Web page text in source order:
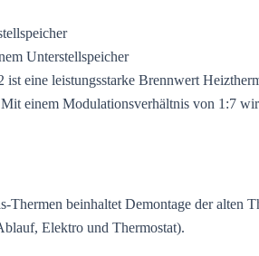
Unterstellspeicher
eine leistungsstarke Brennwert
einem Modulationsverhältnis von 1:7
Thermen beinhaltet Demontage der alten
Elektro und Thermostat).